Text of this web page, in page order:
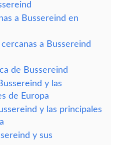
a Bussereind en
a Bussereind
de Bussereind
y las
de Europa
y las principales
y sus